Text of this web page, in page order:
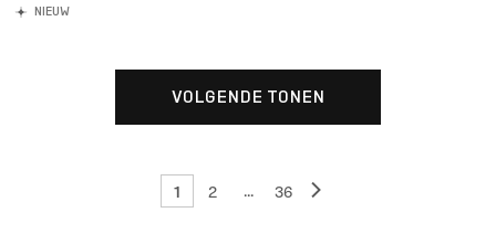
NIEUW
VOLGENDE TONEN
1 2 ... 36